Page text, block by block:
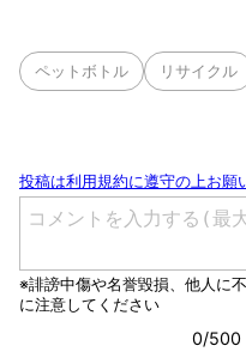
ペットボトル リサイクル